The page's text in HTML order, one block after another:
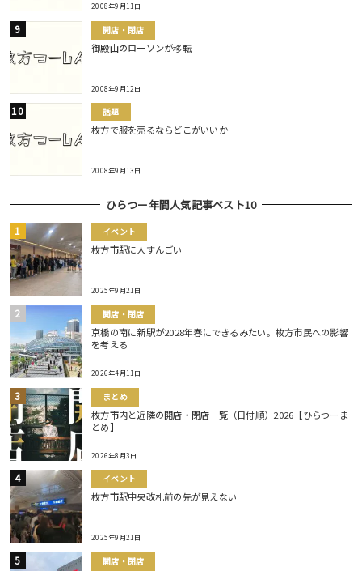
2008年9月11日
開店・閉店
御殿山のローソンが移転
2008年9月12日
話題
枚方で服を売るならどこがいいか
2008年9月13日
ひらつー年間人気記事ベスト10
イベント
枚方市駅に人すんごい
2025年9月21日
開店・閉店
京橋の南に新駅が2028年春にできるみたい。枚方市民への影響
を考える
2026年4月11日
まとめ
枚方市内と近隣の開店・閉店一覧（日付順）2026【ひらつーま
とめ】
2026年8月3日
イベント
枚方市駅中央改札前の先が見えない
2025年9月21日
開店・閉店